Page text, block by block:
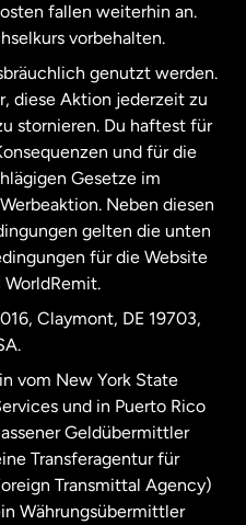
English
fallen weiterhin an.
vorbehalten.
genutzt werden.
diese Aktion jederzeit zu
stornieren. Du haftest für
und für die
Gesetze im
Neben diesen
gelten die unten
für die Website
Claymont, DE 19703,
vom New York State
und in Puerto Rico
Geldübermittler
Transferagentur für
Transmittal Agency)
Währungsübermittler